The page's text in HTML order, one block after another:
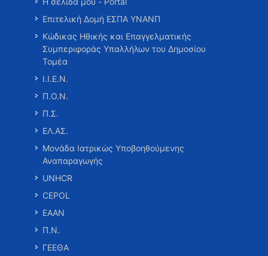
Επιτελική Δομή ΕΣΠΑ ΥΝΑΝΠ
Κώδικας Ηθικής και Επαγγελματικής
Συμπεριφοράς Υπαλλήλων του Δημοσίου
Τομέα
Ι.Ι.Ε.Ν.
Π.Ο.Ν.
Π.Σ.
ΕΛ.ΑΣ.
Μονάδα Ιατρικώς Υποβοηθούμενης
Αναπαραγωγής
UNHCR
CEPOL
ΕΑΑΝ
Π.Ν.
ΓΕΕΘΑ